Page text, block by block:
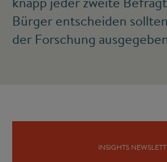
Bürger entscheiden
der Forschung
INSIGHTS